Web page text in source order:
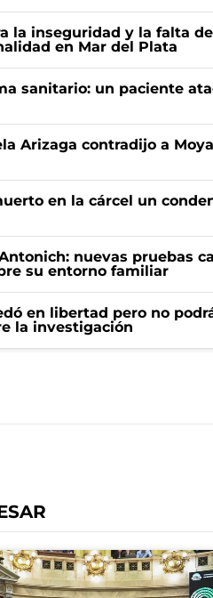
la inseguridad y la falta
en Mar del Plata
sanitario: un paciente
Arizaga contradijo a
en la cárcel un
nuevas pruebas
su entorno familiar
en libertad pero no
la investigación